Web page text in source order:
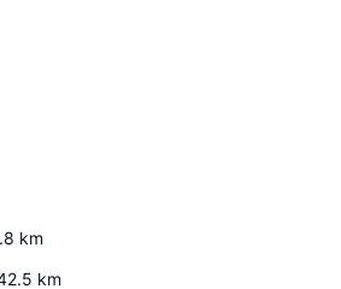
km
km